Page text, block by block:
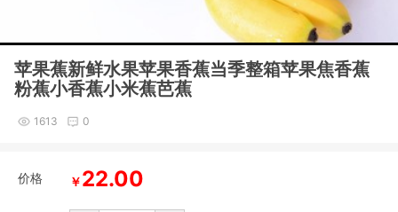
苹果蕉新鲜水果苹果香蕉当季整箱苹果焦香蕉
粉蕉小香蕉小米蕉芭蕉
1613 0
价格 ￥22.00